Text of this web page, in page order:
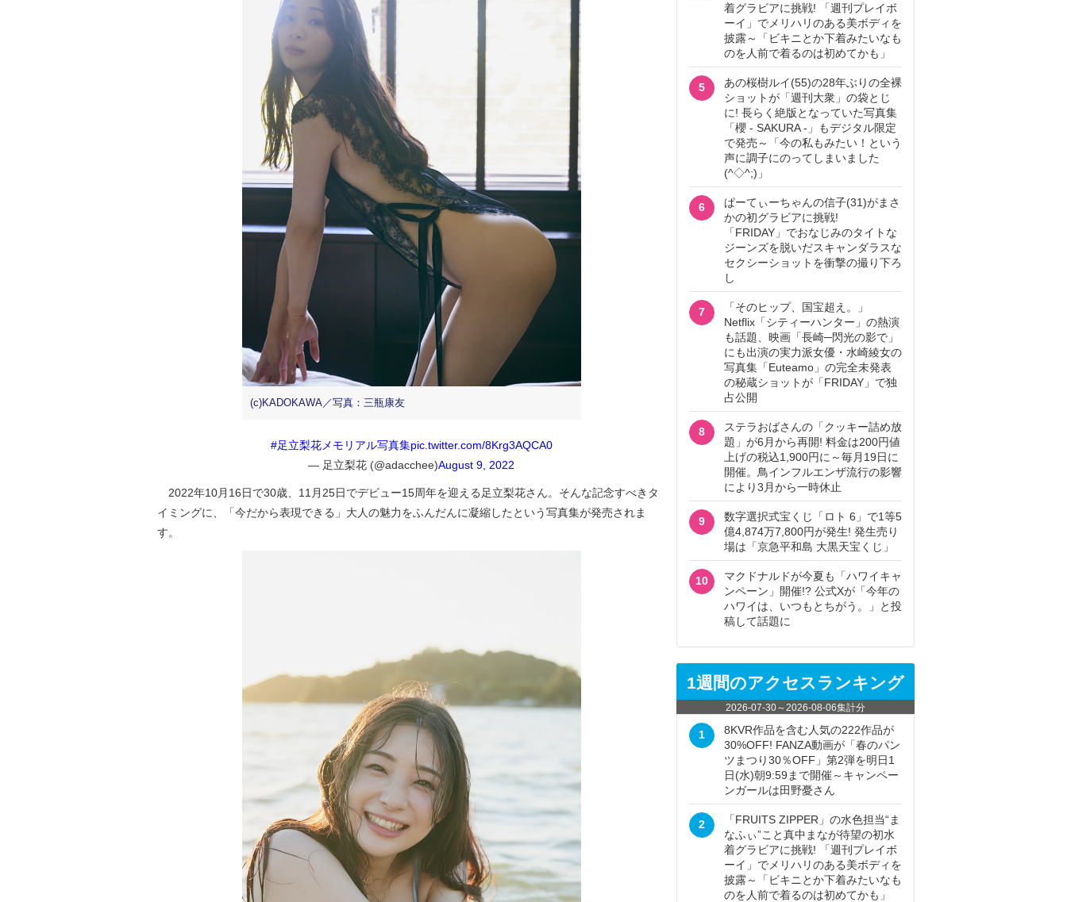
(c)KADOKAWA／写真：三瓶康友
#足立梨花メモリアル写真集pic.twitter.com/8Krg3AQCA0
— 足立梨花 (@adacchee)August 9, 2022
2022年10月16日で30歳、11月25日でデビュー15周年を迎える足立梨花さん。そんな記念すべきタ
イミングに、「今だから表現できる」大人の魅力をふんだんに凝縮したという写真集が発売されま
す。
着グラビアに挑戦! 「週刊プレイボ
ーイ」でメリハリのある美ボディを
披露～「ビキニとか下着みたいなも
のを人前で着るのは初めてかも」
5
あの桜樹ルイ(55)の28年ぶりの全裸
ショットが「週刊大衆」の袋とじ
に! 長らく絶版となっていた写真集
「櫻 - SAKURA -」もデジタル限定
で発売～「今の私もみたい！という
声に調子にのってしまいました
(^◇^;)」
6
ぱーてぃーちゃんの信子(31)がまさ
かの初グラビアに挑戦!
「FRIDAY」でおなじみのタイトな
ジーンズを脱いだスキャンダラスな
セクシーショットを衝撃の撮り下ろ
し
7
「そのヒップ、国宝超え。」
Netflix「シティーハンター」の熱演
も話題、映画「長崎─閃光の影で」
にも出演の実力派女優・水崎綾女の
写真集「Euteamo」の完全未発表
の秘蔵ショットが「FRIDAY」で独
占公開
8
ステラおばさんの「クッキー詰め放
題」が6月から再開! 料金は200円値
上げの税込1,900円に～毎月19日に
開催。鳥インフルエンザ流行の影響
により3月から一時休止
9
数字選択式宝くじ「ロト 6」で1等5
億4,874万7,800円が発生! 発生売り
場は「京急平和島 大黒天宝くじ」
10
マクドナルドが今夏も「ハワイキャ
ンペーン」開催!? 公式Xが「今年の
ハワイは、いつもとちがう。」と投
稿して話題に
1週間のアクセスランキング
2026-07-30～2026-08-06集計分
1
8KVR作品を含む人気の222作品が
30%OFF! FANZA動画が「春のパン
ツまつり30％OFF」第2弾を明日1
日(水)朝9:59まで開催～キャンペー
ンガールは田野憂さん
2
「FRUITS ZIPPER」の水色担当“ま
なふぃ”こと真中まなが待望の初水
着グラビアに挑戦! 「週刊プレイボ
ーイ」でメリハリのある美ボディを
披露～「ビキニとか下着みたいなも
のを人前で着るのは初めてかも」